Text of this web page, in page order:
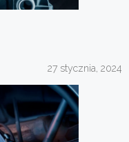
27 stycznia, 2024